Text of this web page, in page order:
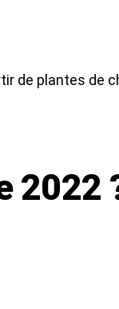
de plantes de
2022